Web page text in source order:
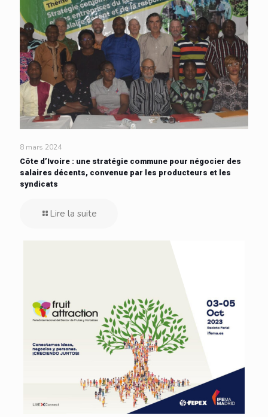
8 mars 2024
Côte d’Ivoire : une stratégie commune pour négocier des
salaires décents, convenue par les producteurs et les
syndicats
Lire la suite